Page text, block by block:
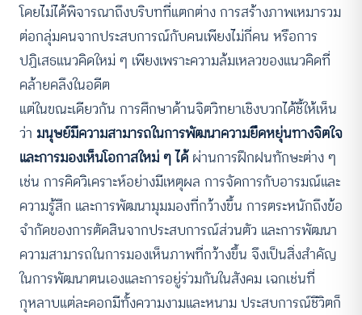
โดยไม่ได้พิจารณาถึงบริบทที่แตกต่าง การสร้างภาพเหมารวม
ต่อกลุ่มคนจากประสบการณ์กับคนเพียงไม่กี่คน หรือการ
ปฏิเสธแนวคิดใหม่ ๆ เพียงเพราะความล้มเหลวของแนวคิดที่
คล้ายคลึงในอดีต
แต่ในขณะเดียวกัน การศึกษาด้านจิตวิทยาเชิงบวกได้ชี้ให้เห็น
ว่า มนุษย์มีความสามารถในการพัฒนาความยืดหยุ่นทางจิตใจ
และการมองเห็นโอกาสใหม่ ๆ ได้ผ่านการฝึกฝนทักษะต่าง ๆ
เช่น การคิดวิเคราะห์อย่างมีเหตุผล การจัดการกับอารมณ์และ
ความรู้สึก และการพัฒนามุมมองที่กว้างขึ้น การตระหนักถึงข้อ
จำกัดของการตัดสินจากประสบการณ์ส่วนตัว และการพัฒนา
ความสามารถในการมองเห็นภาพที่กว้างขึ้น จึงเป็นสิ่งสำคัญ
ในการพัฒนาตนเองและการอยู่ร่วมกันในสังคม เฉกเช่นที่
กุหลาบแต่ละดอกมีทั้งความงามและหนาม ประสบการณ์ชีวิตก็